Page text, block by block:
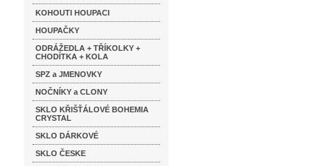
KOHOUTI HOUPACI
HOUPAČKY
ODRÁŽEDLA + TŘÍKOLKY +
CHODÍTKA + KOLA
SPZ a JMENOVKY
NOČNÍKY a CLONY
SKLO KŘIŠŤÁLOVÉ BOHEMIA
CRYSTAL
SKLO DÁRKOVÉ
SKLO ČESKE